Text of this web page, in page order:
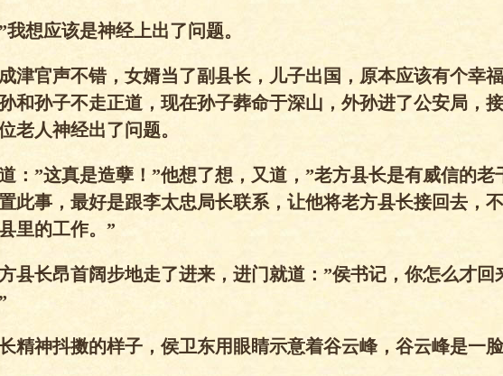
想应该是神经上出了问题。
津官声不错，女婿当了副县长，儿子出国，原本应该有个幸
和孙子不走正道，现在孙子葬命于深山，外孙进了公安局，
老人神经出了问题。
：”这真是造孽！”他想了想，又道，”老方县长是有威信的老
此事，最好是跟李太忠局长联系，让他将老方县长接回去，
里的工作。”
县长昂首阔步地走了进来，进门就道：”侯书记，你怎么才回
精神抖擞的样子，侯卫东用眼睛示意着谷云峰，谷云峰是一